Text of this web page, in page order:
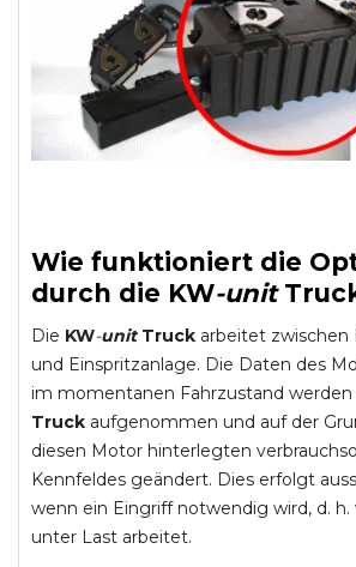
Wie funktioniert die
durch die KW-unit
Die KW-unit Truck arbeitet
und Einspritzanlage. Die Daten des
im momentanen Fahrzustand
Truck aufgenommen und auf der
diesen Motor hinterlegten
Kennfeldes geändert. Dies erfolgt
wenn ein Eingriff notwendig wird, d.
unter Last arbeitet.